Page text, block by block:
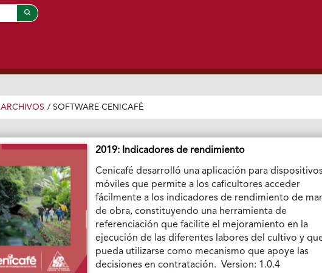
ARCHIVOS / SOFTWARE CENICAFÉ
2019: Indicadores de rendimiento
Cenicafé desarrolló una aplicación para
móviles que permite a los caficultores acceder
fácilmente a los indicadores de rendimiento de
de obra, constituyendo una herramienta de
referenciación que facilite el mejoramiento en la
ejecución de las diferentes labores del cultivo y
pueda utilizarse como mecanismo que apoye las
decisiones en contratación. Version: 1.0.4